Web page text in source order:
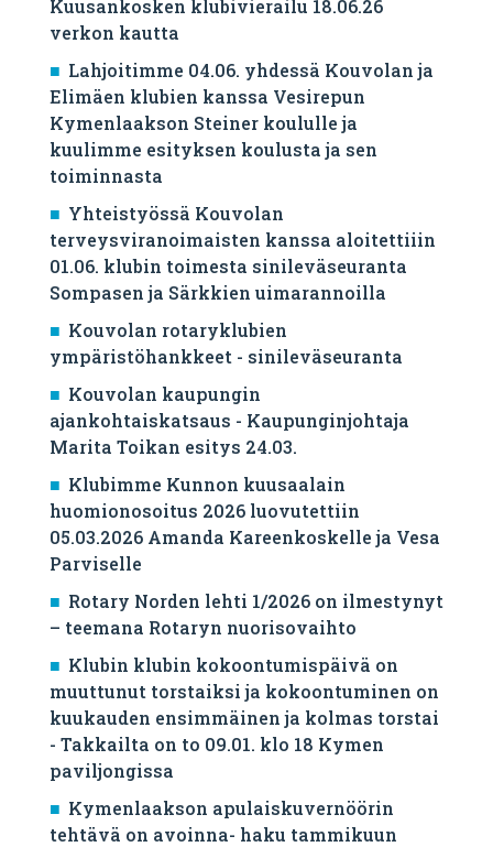
Kuusankosken klubivierailu 18.06.26
verkon kautta
Lahjoitimme 04.06. yhdessä Kouvolan ja
Elimäen klubien kanssa Vesirepun
Kymenlaakson Steiner koululle ja
kuulimme esityksen koulusta ja sen
toiminnasta
Yhteistyössä Kouvolan
terveysviranoimaisten kanssa aloitettiiin
01.06. klubin toimesta sinileväseuranta
Sompasen ja Särkkien uimarannoilla
Kouvolan rotaryklubien
ympäristöhankkeet - sinileväseuranta
Kouvolan kaupungin
ajankohtaiskatsaus - Kaupunginjohtaja
Marita Toikan esitys 24.03.
Klubimme Kunnon kuusaalain
huomionosoitus 2026 luovutettiin
05.03.2026 Amanda Kareenkoskelle ja Vesa
Parviselle
​Rotary Norden lehti 1/2026 on ilmestynyt
– teemana Rotaryn nuorisovaihto
Klubin klubin kokoontumispäivä on
muuttunut torstaiksi ja kokoontuminen on
kuukauden ensimmäinen ja kolmas torstai
- Takkailta on to 09.01. klo 18 Kymen
paviljongissa
Kymenlaakson apulaiskuvernöörin
tehtävä on avoinna- haku tammikuun